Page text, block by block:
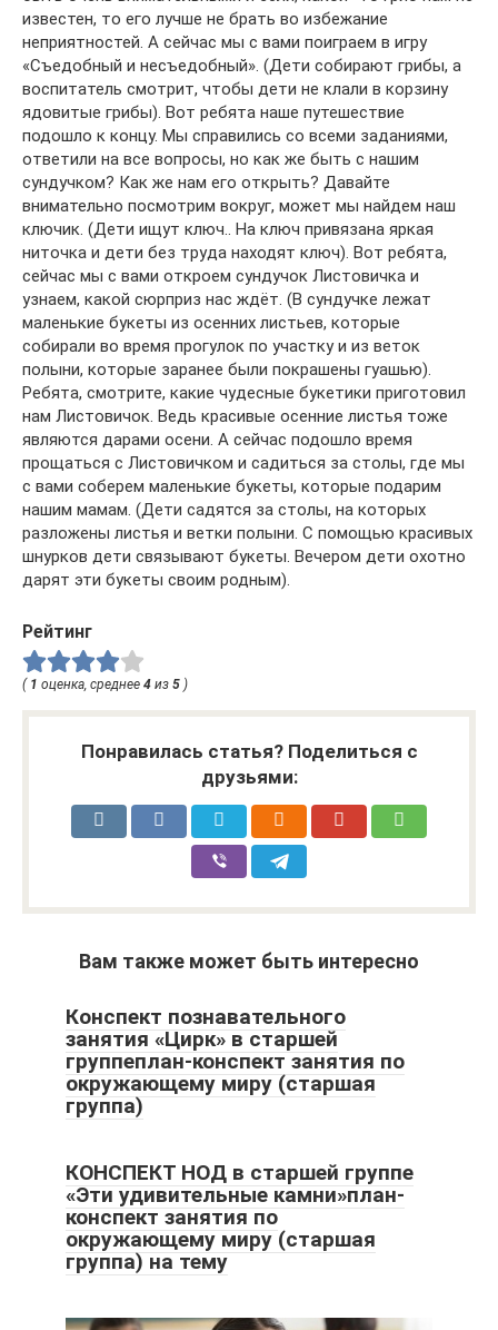
известен, то его лучше не брать во избежание
неприятностей. А сейчас мы с вами поиграем в игру
«Съедобный и несъедобный». (Дети собирают грибы, а
воспитатель смотрит, чтобы дети не клали в корзину
ядовитые грибы). Вот ребята наше путешествие
подошло к концу. Мы справились со всеми заданиями,
ответили на все вопросы, но как же быть с нашим
сундучком? Как же нам его открыть? Давайте
внимательно посмотрим вокруг, может мы найдем наш
ключик. (Дети ищут ключ.. На ключ привязана яркая
ниточка и дети без труда находят ключ). Вот ребята,
сейчас мы с вами откроем сундучок Листовичка и
узнаем, какой сюрприз нас ждёт. (В сундучке лежат
маленькие букеты из осенних листьев, которые
собирали во время прогулок по участку и из веток
полыни, которые заранее были покрашены гуашью).
Ребята, смотрите, какие чудесные букетики приготовил
нам Листовичок. Ведь красивые осенние листья тоже
являются дарами осени. А сейчас подошло время
прощаться с Листовичком и садиться за столы, где мы
с вами соберем маленькие букеты, которые подарим
нашим мамам. (Дети садятся за столы, на которых
разложены листья и ветки полыни. С помощью красивых
шнурков дети связывают букеты. Вечером дети охотно
дарят эти букеты своим родным).
Рейтинг
( 1 оценка, среднее 4 из 5 )
Понравилась статья? Поделиться с
друзьями:
Вам также может быть интересно
Конспект познавательного
занятия «Цирк» в старшей
группеплан-конспект занятия по
окружающему миру (старшая
группа)
КОНСПЕКТ НОД в старшей группе
«Эти удивительные камни»план-
конспект занятия по
окружающему миру (старшая
группа) на тему